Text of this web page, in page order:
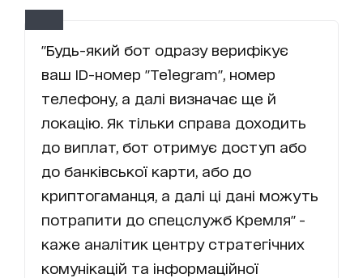
"Будь-який бот одразу верифікує
ваш ID-номер "Telegram", номер
телефону, а далі визначає ще й
локацію. Як тільки справа доходить
до виплат, бот отримує доступ або
до банківської карти, або до
криптогаманця, а далі ці дані можуть
потрапити до спецслужб Кремля" -
каже аналітик центру стратегічних
комунікацій та інформаційної